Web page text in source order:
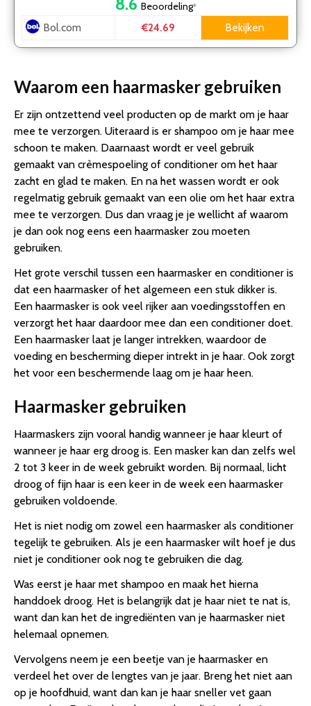
Beoordeling*
Bol.com €24.69 Bekijken
Waarom een haarmasker gebruiken
Er zijn ontzettend veel producten op de markt om je haar
mee te verzorgen. Uiteraard is er shampoo om je haar mee
schoon te maken. Daarnaast wordt er veel gebruik
gemaakt van crèmespoeling of conditioner om het haar
zacht en glad te maken. En na het wassen wordt er ook
regelmatig gebruik gemaakt van een olie om het haar extra
mee te verzorgen. Dus dan vraag je je wellicht af waarom
je dan ook nog eens een haarmasker zou moeten
gebruiken.
Het grote verschil tussen een haarmasker en conditioner is
dat een haarmasker of het algemeen een stuk dikker is.
Een haarmasker is ook veel rijker aan voedingsstoffen en
verzorgt het haar daardoor mee dan een conditioner doet.
Een haarmasker laat je langer intrekken, waardoor de
voeding en bescherming dieper intrekt in je haar. Ook zorgt
het voor een beschermende laag om je haar heen.
Haarmasker gebruiken
Haarmaskers zijn vooral handig wanneer je haar kleurt of
wanneer je haar erg droog is. Een masker kan dan zelfs wel
2 tot 3 keer in de week gebruikt worden. Bij normaal, licht
droog of fijn haar is een keer in de week een haarmasker
gebruiken voldoende.
Het is niet nodig om zowel een haarmasker als conditioner
tegelijk te gebruiken. Als je een haarmasker wilt hoef je dus
niet je conditioner ook nog te gebruiken die dag.
Was eerst je haar met shampoo en maak het hierna
handdoek droog. Het is belangrijk dat je haar niet te nat is,
want dan kan het de ingrediënten van je haarmasker niet
helemaal opnemen.
Vervolgens neem je een beetje van je haarmasker en
verdeel het over de lengtes van je jaar. Breng het niet aan
op je hoofdhuid, want dan kan je haar sneller vet gaan